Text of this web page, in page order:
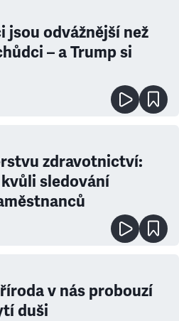
jsou odvážnější než
– a Trump si
zdravotnictví:
sledování
v nás probouzí
duši